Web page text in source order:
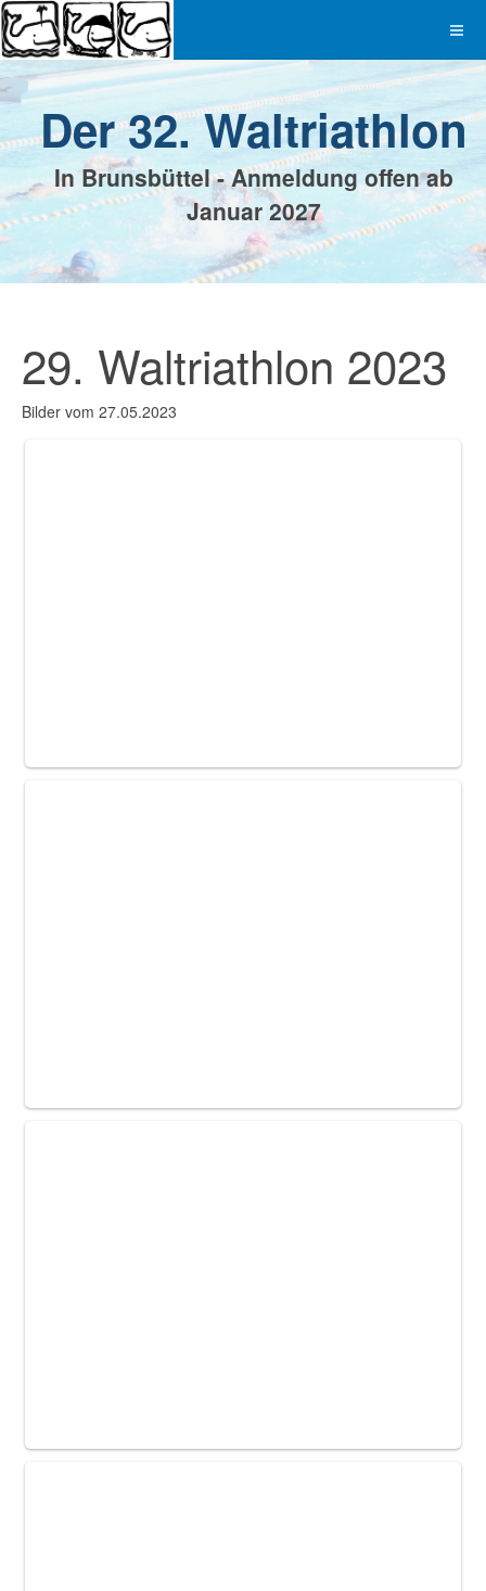
Der 32. Waltriathlon
In Brunsbüttel - Anmeldung offen ab
Januar 2027
29. Waltriathlon 2023
Bilder vom 27.05.2023